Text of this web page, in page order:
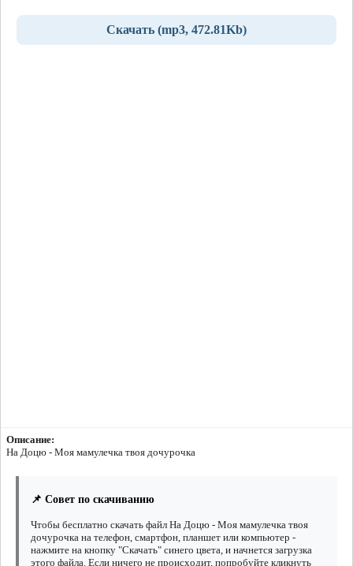
Скачать (mp3, 472.81Kb)
Описание:
На Доцю - Моя мамулечка твоя дочурочка
📌 Совет по скачиванию
Чтобы бесплатно скачать файл На Доцю - Моя мамулечка твоя
дочурочка на телефон, смартфон, планшет или компьютер -
нажмите на кнопку "Скачать" синего цвета, и начнется загрузка
этого файла. Если ничего не происходит, попробуйте кликнуть